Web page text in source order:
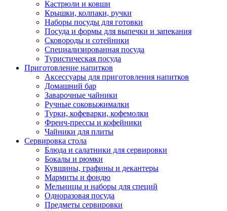
Кастрюли и ковши
Крышки, колпаки, ручки
Наборы посуды для готовки
Посуда и формы для выпечки и запекания
Сковороды и сотейники
Специализированная посуда
Туристическая посуда
Приготовление напитков
Аксессуары для приготовления напитков
Домашний бар
Заварочные чайники
Ручные соковыжималки
Турки, кофеварки, кофемолки
Френч-прессы и кофейники
Чайники для плиты
Сервировка стола
Блюда и салатники для сервировки
Бокалы и рюмки
Кувшины, графины и декантеры
Мармиты и фондю
Мельницы и наборы для специй
Одноразовая посуда
Предметы сервировки